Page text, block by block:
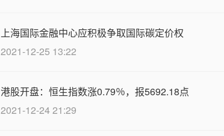
上海国际金融中心应积极争取国际碳定价权
2021-12-25 13:22
港股开盘：恒生指数涨0.79％，报5692.18点
2021-12-24 21:29